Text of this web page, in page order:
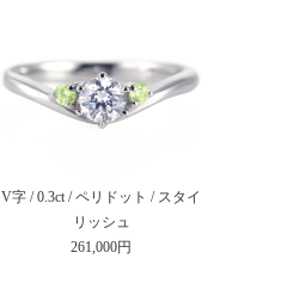
V字 / 0.3ct / ペリドット / スタイ
リッシュ
261,000円